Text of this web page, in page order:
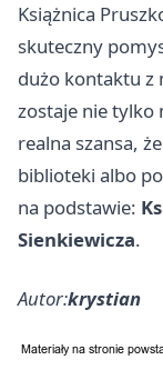
Książnica
skuteczny
dużo kontaktu z
zostaje nie tylko
realna szansa,
biblioteki albo
na podstawie:
Sienkiewicza.
Autor:krystian